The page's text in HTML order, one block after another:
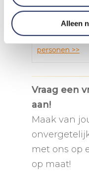
Alleen
personen >>
Programma
personen >>
Vraag een
aan!
Maak van
met ons op
op maat!